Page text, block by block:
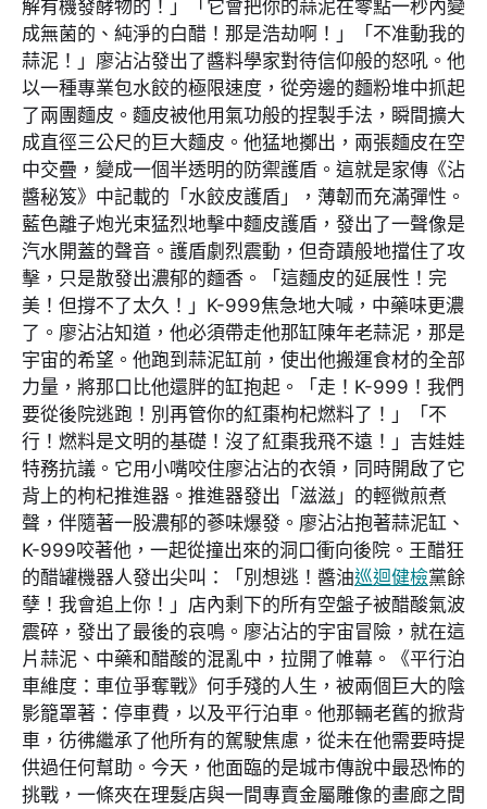
解有機發酵物的！」「它會把你的蒜泥在零點一秒內變
成無菌的、純淨的白醋！那是浩劫啊！」「不准動我的
蒜泥！」廖沾沾發出了醬料學家對待信仰般的怒吼。他
以一種專業包水餃的極限速度，從旁邊的麵粉堆中抓起
了兩團麵皮。麵皮被他用氣功般的捏製手法，瞬間擴大
成直徑三公尺的巨大麵皮。他猛地擲出，兩張麵皮在空
中交疊，變成一個半透明的防禦護盾。這就是家傳《沾
醬秘笈》中記載的「水餃皮護盾」，薄韌而充滿彈性。
藍色離子炮光束猛烈地擊中麵皮護盾，發出了一聲像是
汽水開蓋的聲音。護盾劇烈震動，但奇蹟般地擋住了攻
擊，只是散發出濃郁的麵香。「這麵皮的延展性！完
美！但撐不了太久！」K-999焦急地大喊，中藥味更濃
了。廖沾沾知道，他必須帶走他那缸陳年老蒜泥，那是
宇宙的希望。他跑到蒜泥缸前，使出他搬運食材的全部
力量，將那口比他還胖的缸抱起。「走！K-999！我們
要從後院逃跑！別再管你的紅棗枸杞燃料了！」「不
行！燃料是文明的基礎！沒了紅棗我飛不遠！」吉娃娃
特務抗議。它用小嘴咬住廖沾沾的衣領，同時開啟了它
背上的枸杞推進器。推進器發出「滋滋」的輕微煎煮
聲，伴隨著一股濃郁的蔘味爆發。廖沾沾抱著蒜泥缸、
K-999咬著他，一起從撞出來的洞口衝向後院。王醋狂
的醋罐機器人發出尖叫：「別想逃！醬油巡迴健檢黨餘
孽！我會追上你！」店內剩下的所有空盤子被醋酸氣波
震碎，發出了最後的哀鳴。廖沾沾的宇宙冒險，就在這
片蒜泥、中藥和醋酸的混亂中，拉開了帷幕。《平行泊
車維度：車位爭奪戰》何手殘的人生，被兩個巨大的陰
影籠罩著：停車費，以及平行泊車。他那輛老舊的掀背
車，彷彿繼承了他所有的駕駛焦慮，從未在他需要時提
供過任何幫助。今天，他面臨的是城市傳說中最恐怖的
挑戰，一條夾在理髮店與一間專賣金屬雕像的畫廊之間